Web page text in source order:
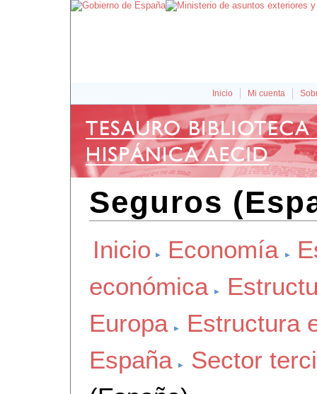
Inicio Mi cuenta
Seguros
Inicio Economía
económica
Europa
Estructura
España
Sector